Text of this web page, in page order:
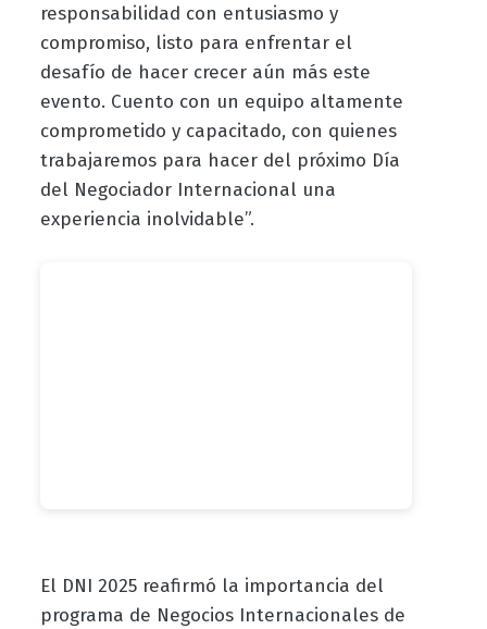
responsabilidad con entusiasmo y
compromiso, listo para enfrentar el
desafío de hacer crecer aún más este
evento. Cuento con un equipo altamente
comprometido y capacitado, con quienes
trabajaremos para hacer del próximo Día
del Negociador Internacional una
experiencia inolvidable”.
El DNI 2025 reafirmó la importancia del
programa de Negocios Internacionales de